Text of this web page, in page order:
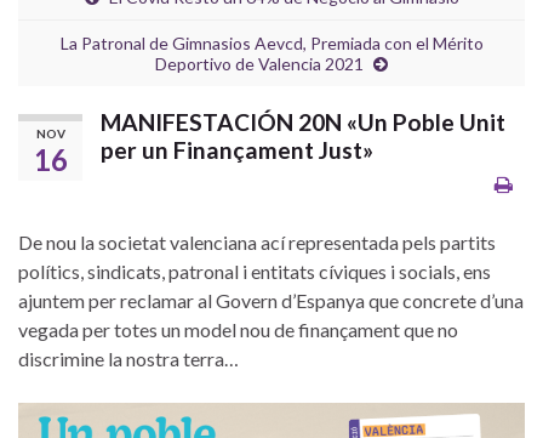
La Patronal de Gimnasios Aevcd, Premiada con el Mérito
Deportivo de Valencia 2021
NOV
16
MANIFESTACIÓN 20N «Un Poble Unit
per un Finançament Just»
De nou la societat valenciana ací representada pels partits
polítics, sindicats, patronal i entitats cíviques i socials, ens
ajuntem per reclamar al Govern d’Espanya que concrete d’una
vegada per totes un model nou de finançament que no
discrimine la nostra terra…